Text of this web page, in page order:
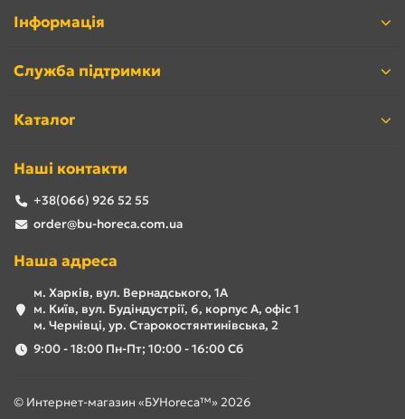
перекипає, а продукти зберігають свої поживні
традиційним способом.
Професійна фритюрниця б/у
має високу
продуктивність і здатна працювати в інтенсивному
режимі. Швидкість приготування в промисловій
Інформація
Служба підтримки
Каталог
Наші контакти
+38(066) 926 52 55
order@bu-horeca.com.ua
Наша адреса
м. Харків, вул. Вернадського, 1А
м. Київ, вул. Будіндустрії, 6, корпус А, офіс 1
м. Чернівці, ур. Старокостянтинівська, 2
9:00 - 18:00 Пн-Пт; 10:00 - 16:00 Сб
© Интернет-магазин «БУHoreca™» 2026